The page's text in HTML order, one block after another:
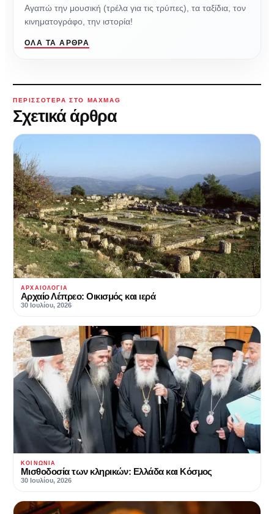
Αγαπώ την μουσική (τρέλα για τις τρύπες), τα ταξίδια, τον
κινηματογράφο, την ιστορία!
ΌΛΑ ΤΑ ΆΡΘΡΑ
ΠΕΡΙΣΣΌΤΕΡΑ ΣΤΟ MAXMAG
Σχετικά άρθρα
ΑΡΧΑΙΟΛΟΓΊΑ
Αρχαίο Λέπρεο: Οικισμός και ιερά
30 Ιουλίου, 2026
ΚΟΙΝΩΝΊΑ
Μισθοδοσία των κληρικών: Ελλάδα και Κόσμος
30 Ιουλίου, 2026